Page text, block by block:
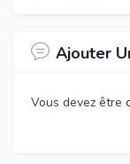
Ajouter
Vous devez être